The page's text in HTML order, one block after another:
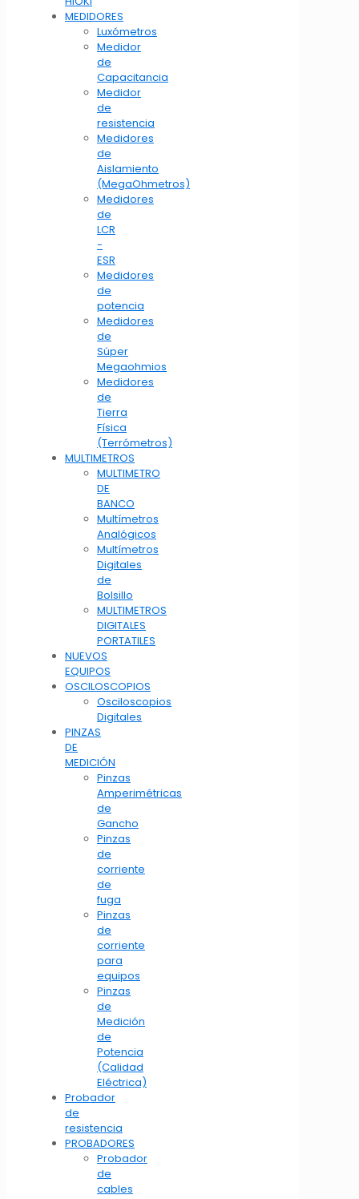
MEDIDORES
Luxómetros
Medidor
de
Capacitancia
Medidor
de
resistencia
Medidores
de
Aislamiento
(MegaOhmetros)
Medidores
de
LCR
-
ESR
Medidores
de
potencia
Medidores
de
Súper
Megaohmios
Medidores
de
Tierra
Física
(Terrómetros)
MULTIMETROS
MULTIMETRO
DE
BANCO
Multímetros
Analógicos
Multímetros
Digitales
de
Bolsillo
MULTIMETROS
DIGITALES
PORTATILES
NUEVOS
EQUIPOS
OSCILOSCOPIOS
Osciloscopios
Digitales
PINZAS
DE
MEDICIÓN
Pinzas
Amperimétricas
de
Gancho
Pinzas
de
corriente
de
fuga
Pinzas
de
corriente
para
equipos
Pinzas
de
Medición
de
Potencia
(Calidad
Eléctrica)
Probador
de
resistencia
PROBADORES
Probador
de
cables